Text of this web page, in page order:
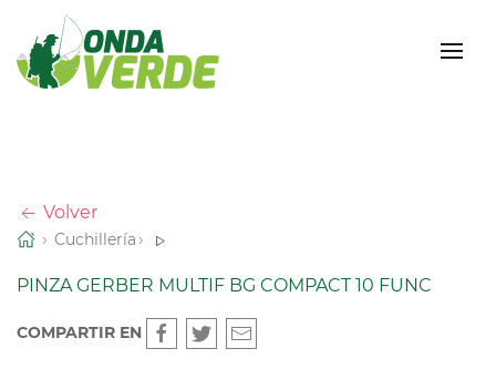
Volver
Cuchillería
PINZA GERBER MULTIF BG COMPACT 10 FUNC
COMPARTIR EN